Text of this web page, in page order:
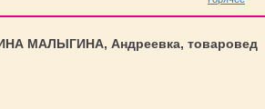
МАЛЫГИНА, Андреевка, товаровед